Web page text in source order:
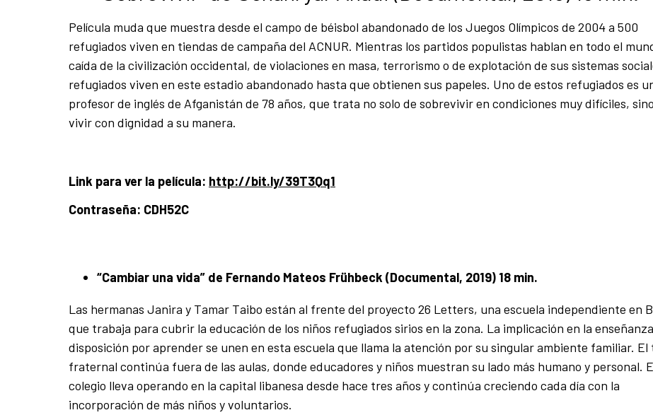
Película muda que muestra desde el campo de béisbol abandonado de los Juegos Olímpicos de 2004 a 500
refugiados viven en tiendas de campaña del ACNUR. Mientras los partidos populistas hablan en todo el
caída de la civilización occidental, de violaciones en masa, terrorismo o de explotación de sus sistemas
refugiados viven en este estadio abandonado hasta que obtienen sus papeles. Uno de estos refugiados es
profesor de inglés de Afganistán de 78 años, que trata no solo de sobrevivir en condiciones muy difíciles,
vivir con dignidad a su manera.
Link para ver la película: http://bit.ly/39T3Qq1
Contraseña: CDH52C
“Cambiar una vida” de Fernando Mateos Frühbeck (Documental, 2019) 18 min.
Las hermanas Janira y Tamar Taibo están al frente del proyecto 26 Letters, una escuela independiente en
que trabaja para cubrir la educación de los niños refugiados sirios en la zona. La implicación en la
disposición por aprender se unen en esta escuela que llama la atención por su singular ambiente familiar.
fraternal continúa fuera de las aulas, donde educadores y niños muestran su lado más humano y personal.
colegio lleva operando en la capital libanesa desde hace tres años y continúa creciendo cada día con la
incorporación de más niños y voluntarios.